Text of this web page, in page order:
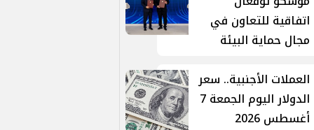
اتفاقية للتعاون في
مجال حماية البيئة
العملات الأجنبية.. سعر
الدولار اليوم الجمعة 7
أغسطس 2026